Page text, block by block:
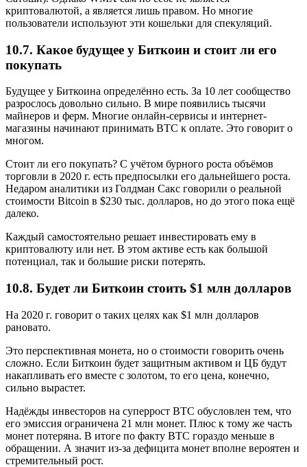
криптовалютой, а является лишь правом. Но многие
пользователи используют эти кошельки для спекуляций.
10.7. Какое будущее у Биткоин и стоит ли его
покупать
Будущее у Биткоина определённо есть. За 10 лет сообщество
разрослось довольно сильно. В мире появились тысячи
майнеров и ферм. Многие онлайн-сервисы и интернет-
магазины начинают принимать BTC к оплате. Это говорит о
многом.
Стоит ли его покупать? С учётом бурного роста объёмов
торговли в 2020 г. есть предпосылки его дальнейшего роста.
Недаром аналитики из Голдман Сакс говорили о реальной
стоимости Bitcoin в $230 тыс. долларов, но до этого пока ещё
далеко.
Каждый самостоятельно решает инвестировать ему в
криптовалюту или нет. В этом активе есть как большой
потенциал, так и большие риски потерять.
10.8. Будет ли Биткоин стоить $1 млн долларов
На 2020 г. говорит о таких целях как $1 млн долларов
рановато.
Это перспективная монета, но о стоимости говорить очень
сложно. Если Биткоин будет защитным активом и ЦБ будут
накапливать его вместе с золотом, то его цена, конечно,
сильно вырастет.
Надёжды инвесторов на суперрост BTC обусловлен тем, что
его эмиссия ограничена 21 млн монет. Плюс к тому же часть
монет потеряна. В итоге по факту BTC гораздо меньше в
обращении. А значит из-за дефицита монет вполне вероятен и
стремительный рост.